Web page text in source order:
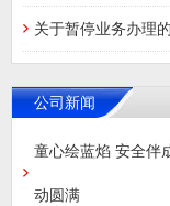
关于暂停业务办理
公司新闻
童心绘蓝焰 安全伴
动圆满